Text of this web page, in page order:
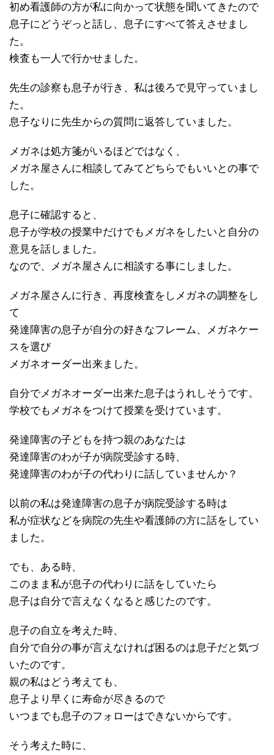
初め看護師の方が私に向かって状態を聞いてきたので
息子にどうぞっと話し、息子にすべて答えさせまし
た。
検査も一人で行かせました。
先生の診察も息子が行き、私は後ろで見守っていまし
た。
息子なりに先生からの質問に返答していました。
メガネは処方箋がいるほどではなく、
メガネ屋さんに相談してみてどちらでもいいとの事で
した。
息子に確認すると、
息子が学校の授業中だけでもメガネをしたいと自分の
意見を話しました。
なので、メガネ屋さんに相談する事にしました。
メガネ屋さんに行き、再度検査をしメガネの調整をし
て
発達障害の息子が自分の好きなフレーム、メガネケー
スを選び
メガネオーダー出来ました。
自分でメガネオーダー出来た息子はうれしそうです。
学校でもメガネをつけて授業を受けています。
発達障害の子どもを持つ親のあなたは
発達障害のわが子が病院受診する時、
発達障害のわが子の代わりに話していませんか？
以前の私は発達障害の息子が病院受診する時は
私が症状などを病院の先生や看護師の方に話をしてい
ました。
でも、ある時、
このまま私が息子の代わりに話をしていたら
息子は自分で言えなくなると感じたのです。
息子の自立を考えた時、
自分で自分の事が言えなければ困るのは息子だと気づ
いたのです。
親の私はどう考えても、
息子より早くに寿命が尽きるので
いつまでも息子のフォローはできないからです。
そう考えた時に、